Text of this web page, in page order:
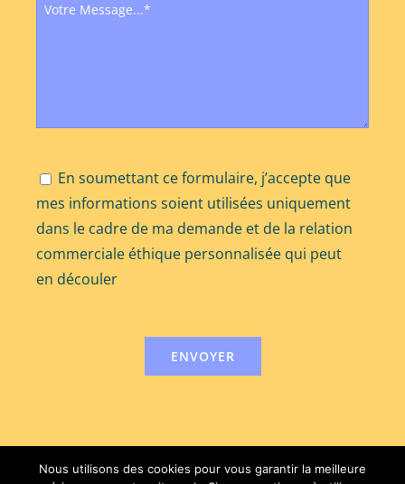
En soumettant ce formulaire, j’accepte que
mes informations soient utilisées uniquement
dans le cadre de ma demande et de la relation
commerciale éthique personnalisée qui peut
en découler
Nous utilisons des cookies pour vous garantir la meilleure